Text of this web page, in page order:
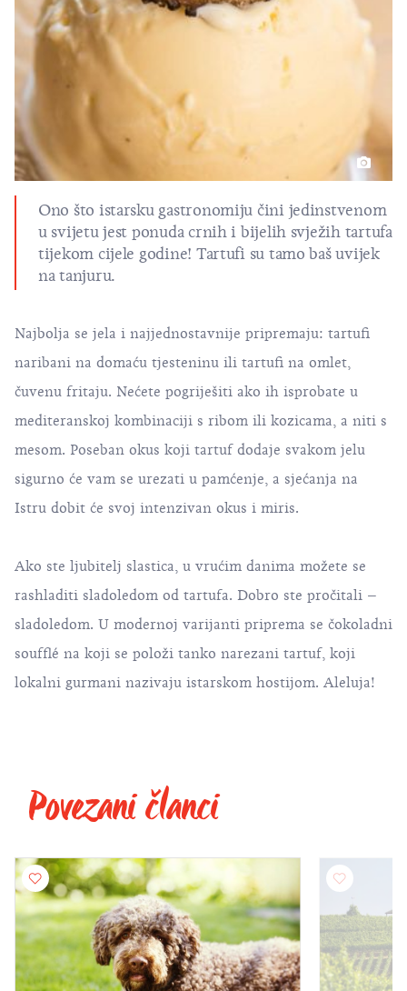
Ono što istarsku gastronomiju čini jedinstvenom
u svijetu jest ponuda crnih i bijelih svježih tartufa
tijekom cijele godine! Tartufi su tamo baš uvijek
na tanjuru.
Najbolja se jela i najjednostavnije pripremaju: tartufi
naribani na domaću tjesteninu ili tartufi na omlet,
čuvenu fritaju. Nećete pogriješiti ako ih isprobate u
mediteranskoj kombinaciji s ribom ili kozicama, a niti s
mesom. Poseban okus koji tartuf dodaje svakom jelu
sigurno će vam se urezati u pamćenje, a sjećanja na
Istru dobit će svoj intenzivan okus i miris.
Ako ste ljubitelj slastica, u vrućim danima možete se
rashladiti sladoledom od tartufa. Dobro ste pročitali –
sladoledom. U modernoj varijanti priprema se čokoladni
soufflé na koji se položi tanko narezani tartuf, koji
lokalni gurmani nazivaju istarskom hostijom. Aleluja!
Povezani članci